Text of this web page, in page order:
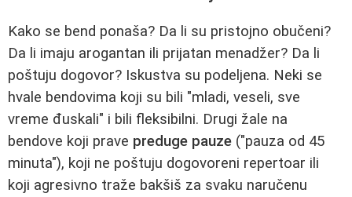
Kako se bend ponaša? Da li su pristojno obučeni?
Da li imaju arogantan ili prijatan menadžer? Da li
poštuju dogovor? Iskustva su podeljena. Neki se
hvale bendovima koji su bili "mladi, veseli, sve
vreme đuskali" i bili fleksibilni. Drugi žale na
bendove koji prave preduge pauze ("pauza od 45
minuta"), koji ne poštuju dogovoreni repertoar ili
koji agresivno traže bakšiš za svaku naručenu